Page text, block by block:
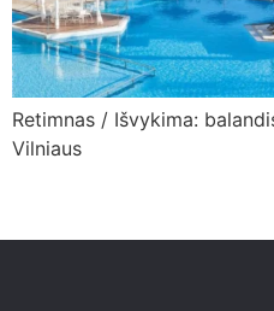
Retimnas / Išvykima:
Vilniaus